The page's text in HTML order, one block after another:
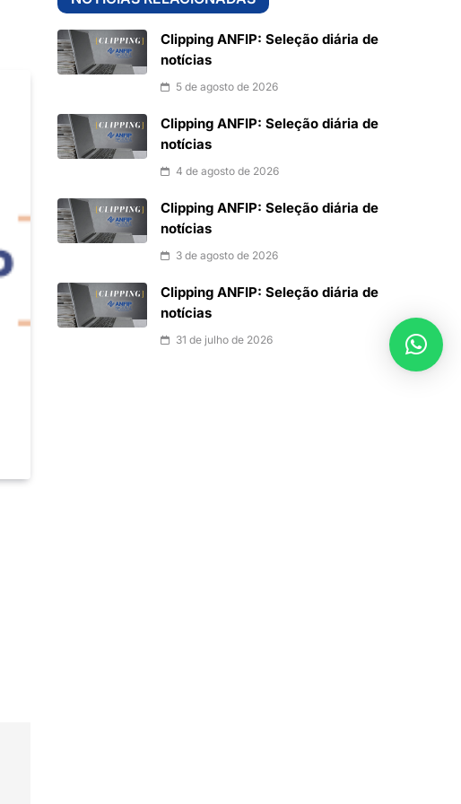
Clipping ANFIP: Seleção diária de
notícias
5 de agosto de 2026
Clipping ANFIP: Seleção diária de
notícias
4 de agosto de 2026
Clipping ANFIP: Seleção diária de
notícias
3 de agosto de 2026
Clipping ANFIP: Seleção diária de
notícias
31 de julho de 2026